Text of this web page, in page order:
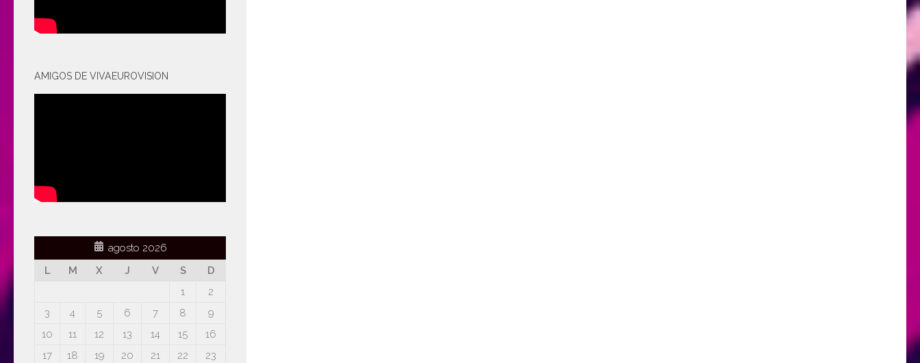
AMIGOS DE VIVAEUROVISION
agosto 2026
L
M X J V S
D
1
2
3
4 5 6 7 8
9
10
11 12 13 14 15
16
17
18 19 20 21 22
23